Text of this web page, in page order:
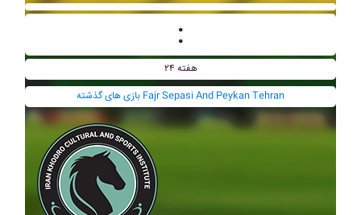
:
هفته ۲۴
بازی های گذشته Fajr Sepasi And Peykan Tehran